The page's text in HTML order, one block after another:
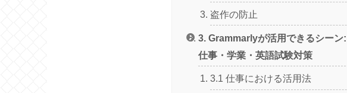
盗作の防止
3. Grammarlyが活用できるシーン:
仕事・学業・英語試験対策
3.1 仕事における活用法